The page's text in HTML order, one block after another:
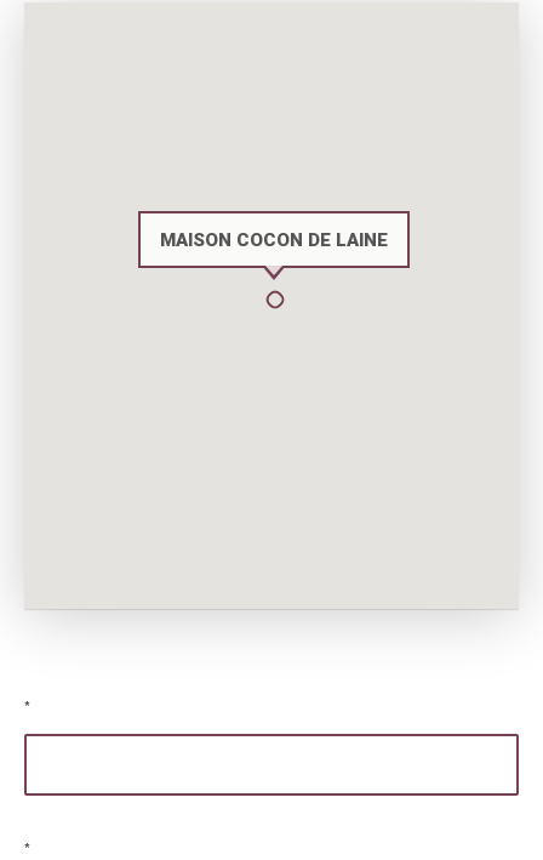
MAISON COCON DE LAINE
*
*